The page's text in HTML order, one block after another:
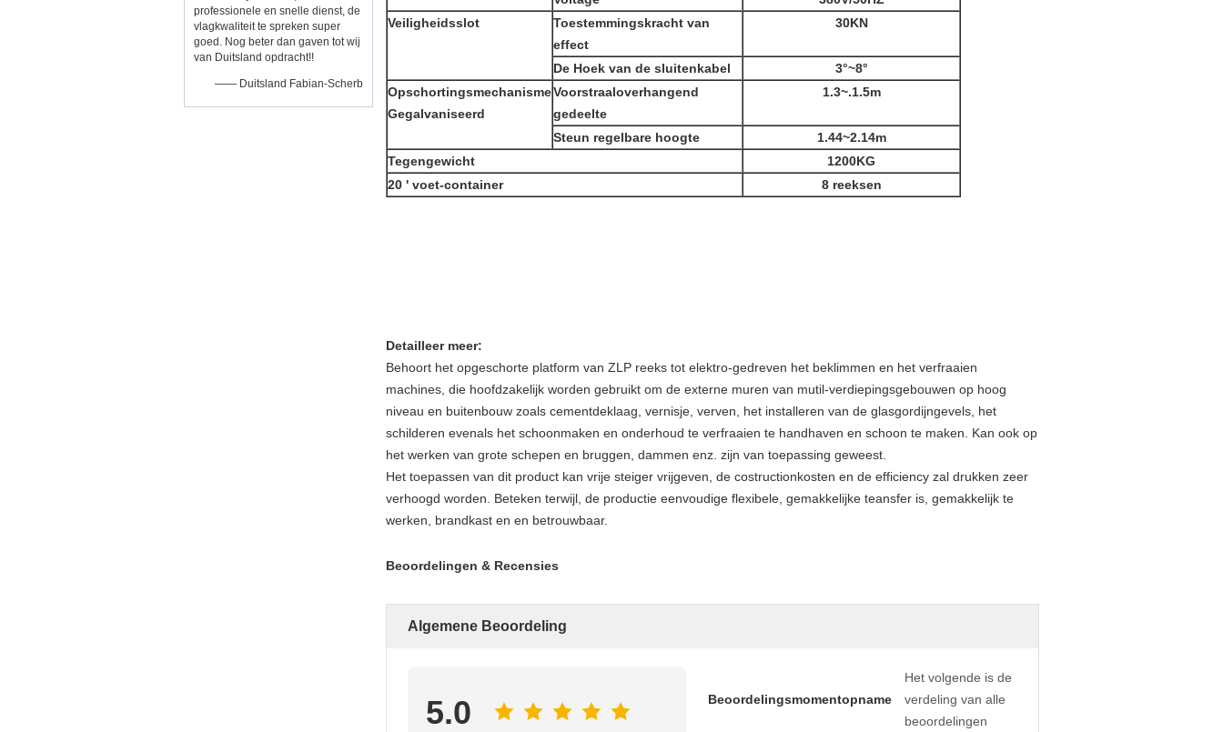
professionele en snelle dienst, de
vlagkwaliteit te spreken super
goed. Nog beter dan gaven tot wij
van Duitsland opdracht!!
—— Duitsland Fabian-Scherb
Veiligheidsslot
Toestemmingskracht van
effect
30KN
De Hoek van de sluitenkabel
3°~8°
Opschortingsmechanisme
Gegalvaniseerd
Voorstraaloverhangend
gedeelte
1.3~.1.5m
Steun regelbare hoogte
1.44~2.14m
Tegengewicht
1200KG
20 ' voet-container
8 reeksen
Detailleer meer:
Behoort het opgeschorte platform van ZLP reeks tot elektro-gedreven het beklimmen en het verfraaien
machines, die hoofdzakelijk worden gebruikt om de externe muren van mutil-verdiepingsgebouwen op hoog
niveau en buitenbouw zoals cementdeklaag, vernisje, verven, het installeren van de glasgordijngevels, het
schilderen evenals het schoonmaken en onderhoud te verfraaien te handhaven en schoon te maken. Kan ook op
het werken van grote schepen en bruggen, dammen enz. zijn van toepassing geweest.
Het toepassen van dit product kan vrije steiger vrijgeven, de costructionkosten en de efficiency zal drukken zeer
verhoogd worden. Beteken terwijl, de productie eenvoudige flexibele, gemakkelijke teansfer is, gemakkelijk te
werken, brandkast en en betrouwbaar.
Beoordelingen & Recensies
Algemene Beoordeling
5.0 Beoordelingsmomentopname
Het volgende is de
verdeling van alle
beoordelingen